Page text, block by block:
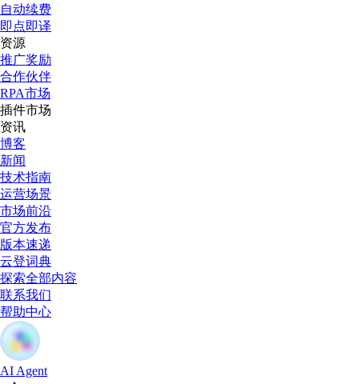
自动续费
即点即译
资源
推广奖励
合作伙伴
RPA市场
插件市场
资讯
博客
新闻
技术指南
运营场景
市场前沿
官方发布
版本速递
云登词典
探索全部内容
联系我们
帮助中心
AI Agent